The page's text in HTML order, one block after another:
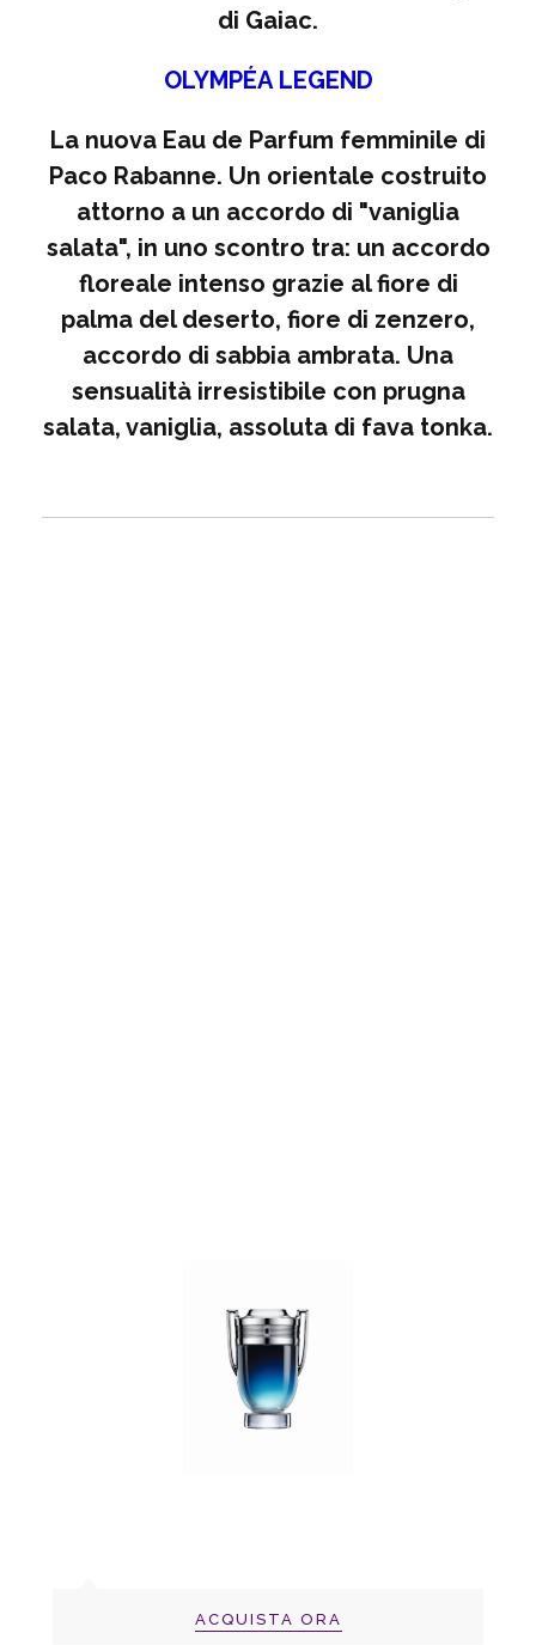
di Gaiac.
OLYMPÉA LEGEND
La nuova Eau de Parfum femminile di
Paco Rabanne. Un orientale costruito
attorno a un accordo di "vaniglia
salata", in uno scontro tra: un accordo
floreale intenso grazie al fiore di
palma del deserto, fiore di zenzero,
accordo di sabbia ambrata. Una
sensualità irresistibile con prugna
salata, vaniglia, assoluta di fava tonka.
ACQUISTA ORA